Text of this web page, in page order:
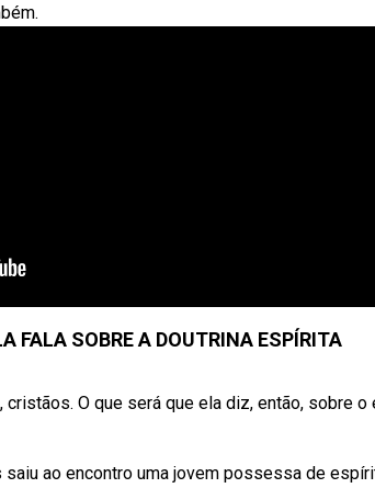
FALA SOBRE A DOUTRINA ESPÍRITA
O que será que ela diz, então, sobre
ao encontro uma jovem possessa de